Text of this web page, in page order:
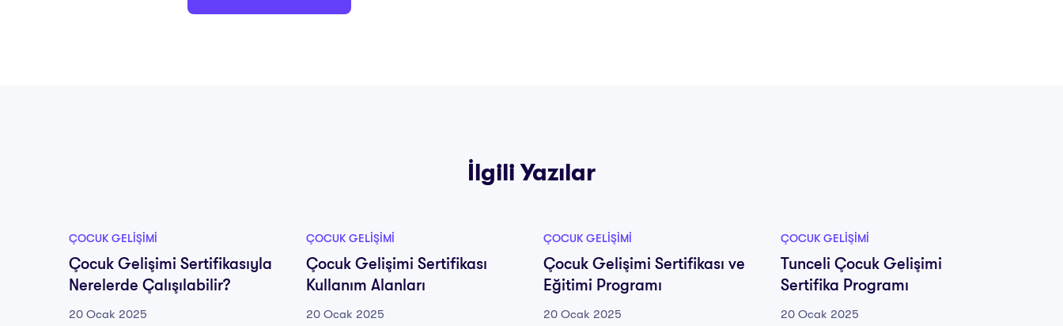
İlgili Yazılar
ÇOCUK GELIŞIMI
Çocuk Gelişimi Sertifikasıyla
Nerelerde Çalışılabilir?
20 Ocak 2025
ÇOCUK GELIŞIMI
Çocuk Gelişimi Sertifikası
Kullanım Alanları
20 Ocak 2025
ÇOCUK GELIŞIMI
Çocuk Gelişimi Sertifikası ve
Eğitimi Programı
20 Ocak 2025
ÇOCUK GELIŞIMI
Tunceli Çocuk Gelişimi
Sertifika Programı
20 Ocak 2025